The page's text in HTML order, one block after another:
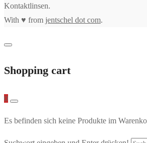
Kontaktlinsen.
With ♥ from jentschel dot com.
Shopping cart
0
Es befinden sich keine Produkte im